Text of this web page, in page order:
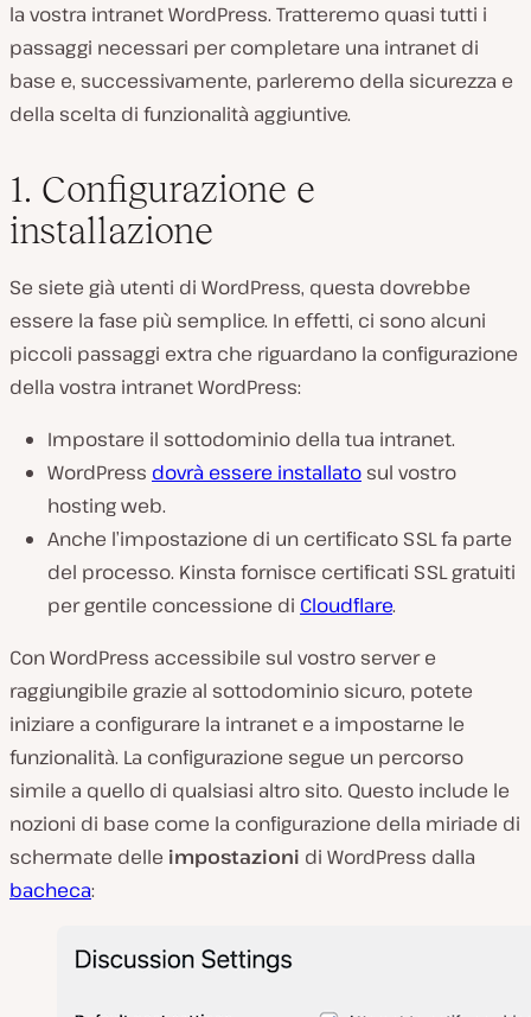
la vostra intranet WordPress. Tratteremo quasi tutti i
passaggi necessari per completare una intranet di
base e, successivamente, parleremo della sicurezza e
della scelta di funzionalità aggiuntive.
1. Configurazione e
installazione
Se siete già utenti di WordPress, questa dovrebbe
essere la fase più semplice. In effetti, ci sono alcuni
piccoli passaggi extra che riguardano la configurazione
della vostra intranet WordPress:
Impostare il sottodominio della tua intranet.
WordPress dovrà essere installato sul vostro
hosting web.
Anche l’impostazione di un certificato SSL fa parte
del processo. Kinsta fornisce certificati SSL gratuiti
per gentile concessione di Cloudflare.
Con WordPress accessibile sul vostro server e
raggiungibile grazie al sottodominio sicuro, potete
iniziare a configurare la intranet e a impostarne le
funzionalità. La configurazione segue un percorso
simile a quello di qualsiasi altro sito. Questo include le
nozioni di base come la configurazione della miriade di
schermate delle impostazioni di WordPress dalla
bacheca: